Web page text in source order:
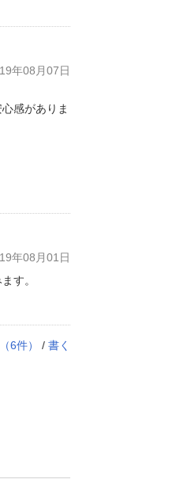
年08月07日
感がありま
年08月01日
す。
6件） / 書く